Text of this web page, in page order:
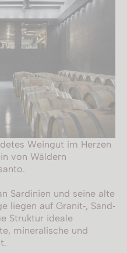
Weingut im Herzen
von Wäldern
Sardinien und seine alte
liegen auf Granit‑, Sand‑
Struktur ideale
mineralische und